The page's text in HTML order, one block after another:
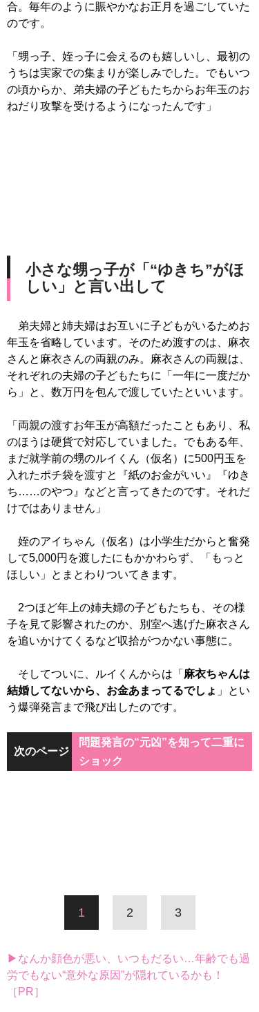
合。毎年のように賑やかなお正月を過ごしていた
のです。
「甥っ子、姪っ子に会えるのも嬉しいし、最初の
うちは実家での集まりが楽しみでした。でもいつ
の頃からか、弟夫婦の子どもたちからお年玉のお
ねだり攻撃を受けるようになったんです」
小さな甥っ子が「“ゆきち”がほ
しい」と言い出して
弟夫婦と姉夫婦はお互いに子どもがいるためお
年玉を省略しています。そのため渡すのは、麻衣
さんと麻衣さんの両親のみ。麻衣さんの両親は、
それぞれの夫婦の子どもたちに「一年に一度だか
ら」と、数万円を包んで渡していたといいます。
「両親の渡すお年玉が高額だったこともあり、私
のほうは硬貨で対応していました。でもある年、
まだ就学前の甥のルイくん（仮名）に500円玉を
入れたポチ袋を渡すと『紙のお金がいい』『ゆき
ち……のやつ』などと言ってきたのです。それだ
けではありません」
姪のアイちゃん（仮名）は小学生だからと奮発
して5,000円を渡したにもかかわらず、「もっと
ほしい」とまとわりついてきます。
2つほど年上の姉夫婦の子どもたちも、その様
子を見て影響されたのか、別室へ逃げた麻衣さん
を追いかけてくるなど収拾がつかない事態に。
そしてついに、ルイくんからは「 麻衣ちゃんは
結婚してないから、お金あまってるでしょ 」とい
う爆弾発言まで飛び出したのです。
次のページ
問題発言の“元凶”を知って二重に
ショック
1 2 3
▶なんか顔色が悪い、いつもだるい…年齢でも過
労でもない“意外な原因”が隠れているかも！
［PR］